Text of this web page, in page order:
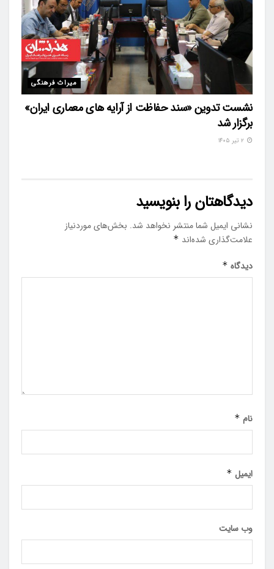
میراث فرهنگی
نشست تدوین «سند حفاظت از آرایه های معماری ایران»
برگزار شد
دیدگاهتان را بنویسید
نشانی ایمیل شما منتشر نخواهد شد. بخش‌های موردنیاز
علامت‌گذاری شده‌اند *
دیدگاه *
نام *
ایمیل *
وب‌ سایت